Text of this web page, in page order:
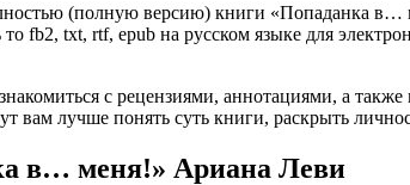
(полную версию) книги «Попаданка
fb2, txt, rtf, epub на русском языке для
с рецензиями, аннотациями, а
лучше понять суть книги, раскрыть
в… меня!» Ариана Леви